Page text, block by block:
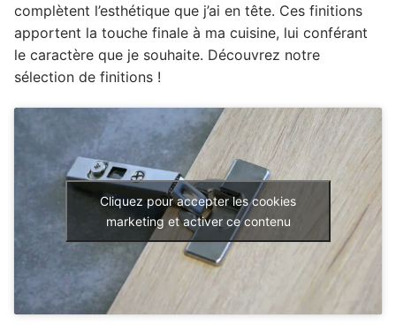
complètent l’esthétique que j’ai en tête. Ces finitions
apportent la touche finale à ma cuisine, lui conférant
le caractère que je souhaite. Découvrez notre
sélection de finitions !
Cliquez pour accepter les cookies
marketing et activer ce contenu